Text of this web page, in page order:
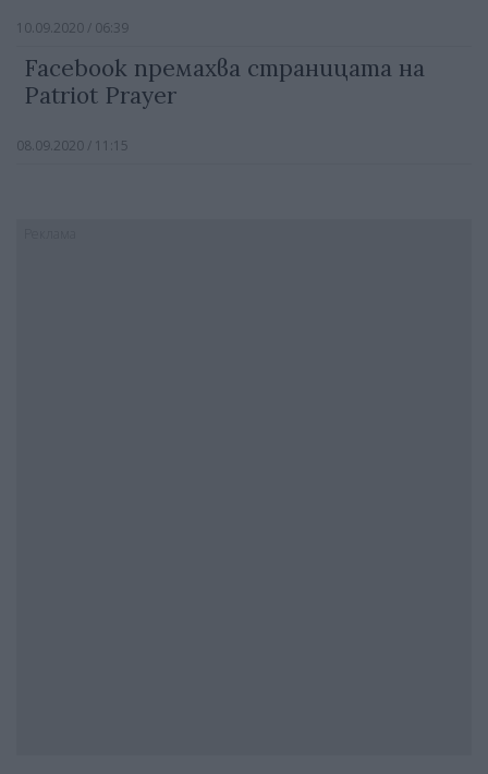
10.09.2020 / 06:39
Facebook премахва страницата на
Patriot Prayer
08.09.2020 / 11:15